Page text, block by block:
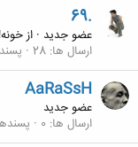
69.
عضو جدید · ازخونه!
ارسال ها 28
AaRaSsH
عضو جدید
ارسال ها 0